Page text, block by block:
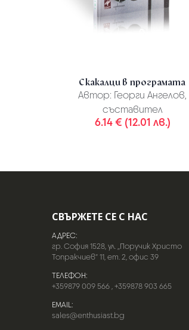
Скакалци в програмата
Автор: Георги Ангелов,
съставител
6.14 € (12.01 лв.)
СВЪРЖЕТЕ СЕ С НАС
АДРЕС:
гр. София 1528, ул. „Поручик Христо
Топракчиев“ 11, ет. 2, офис 39
ТЕЛЕФОН:
+359879 009 566,+359878 903 665
EMAIL:
sales@enthusiast.bg